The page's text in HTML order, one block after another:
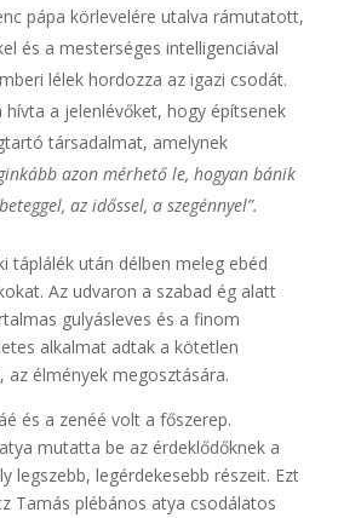
pápa körlevelére utalva rámutatott,
és a mesterséges intelligenciával
lélek hordozza az igazi csodát.
hívta a jelenlévőket, hogy építsenek
társadalmat, amelynek
azon mérhető le, hogyan bánik
az időssel, a szegénnyel”.
táplálék után délben meleg ebéd
Az udvaron a szabad ég alatt
gulyásleves és a finom
alkalmat adtak a kötetlen
az élmények megosztására.
és a zenéé volt a főszerep.
mutatta be az érdeklődőknek a
legszebb, legérdekesebb részeit. Ezt
Tamás plébános atya csodálatos